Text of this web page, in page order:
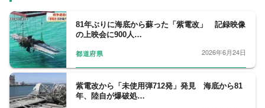
元スポーツ紙記者など様々な専門性を持つ副
編集長・デスクを合わせ11人が所属。事件や
事故、政治に経済、芸能やスポーツまで、あ
81年ぶりに海底から蘇った「紫電改」 記録映像
の上映会に900人…
都道府県 2026年6月24日
紫電改から「未使用弾712発」発見 海底から81
年、陸自が爆破処…